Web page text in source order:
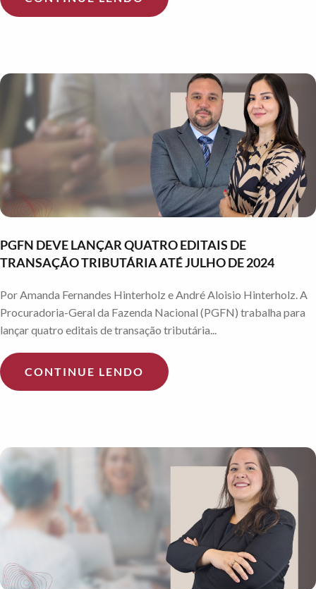
PGFN DEVE LANÇAR QUATRO EDITAIS DE
TRANSAÇÃO TRIBUTÁRIA ATÉ JULHO DE 2024
Por Amanda Fernandes Hinterholz e André Aloisio Hinterholz. A
Procuradoria-Geral da Fazenda Nacional (PGFN) trabalha para
lançar quatro editais de transação tributária...
CONTINUE LENDO